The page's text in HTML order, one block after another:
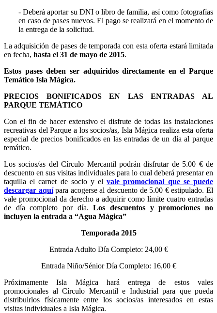
- Deberá aportar su DNI o libro de familia, así como fotografías
en caso de pases nuevos. El pago se realizará en el momento de
la entrega de la solicitud.
La adquisición de pases de temporada con esta oferta estará limitada
en fecha, hasta el 31 de mayo de 2015.
Estos pases deben ser adquiridos directamente en el Parque
Temático Isla Mágica.
PRECIOS BONIFICADOS EN LAS ENTRADAS AL
PARQUE TEMÁTICO
Con el fin de hacer extensivo el disfrute de todas las instalaciones
recreativas del Parque a los socios/as, Isla Mágica realiza esta oferta
especial de precios bonificados en las entradas de un día al parque
temático.
Los socios/as del Círculo Mercantil podrán disfrutar de 5.00 € de
descuento en sus visitas individuales para lo cual deberá presentar en
taquilla el carnet de socio y elvale promocional que se puede
descargar aquípara acogerse al descuento de 5.00 € estipulado. El
vale promocional da derecho a adquirir como límite cuatro entradas
de día completo por día.Los descuentos y promociones no
incluyen la entrada a “Agua Mágica”
Temporada 2015
Entrada Adulto Día Completo: 24,00 €
Entrada Niño/Sénior Día Completo: 16,00 €
Próximamente Isla Mágica hará entrega de estos vales
promocionales al Círculo Mercantil e Industrial para que pueda
distribuirlos físicamente entre los socios/as interesados en estas
visitas individuales a Isla Mágica.